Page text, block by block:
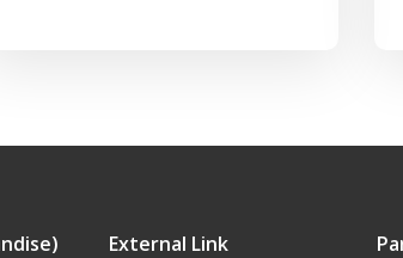
External Link